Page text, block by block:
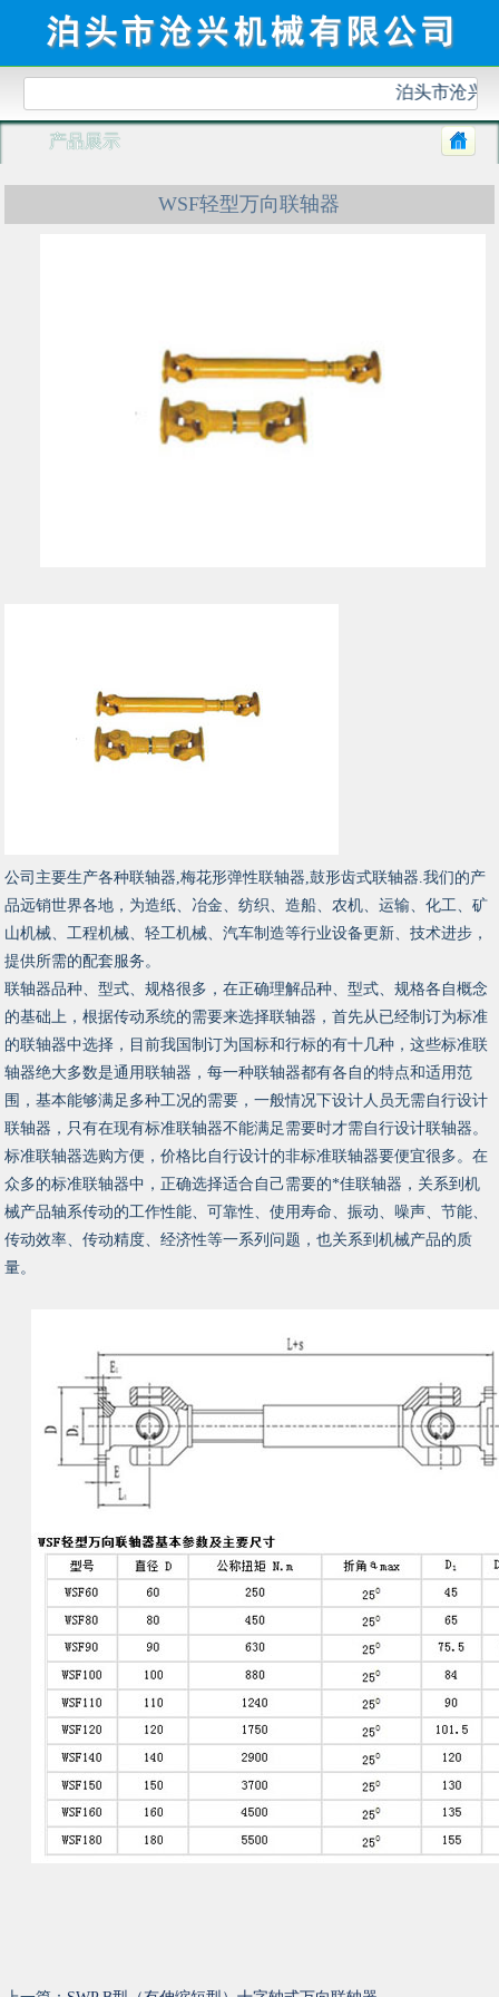
泊头市沧兴
产品展示
WSF轻型万向联轴器
公司主要生产各种联轴器,梅花形弹性联轴器,鼓形齿式联轴器.我们的产
品远销世界各地，为造纸、冶金、纺织、造船、农机、运输、化工、矿
山机械、工程机械、轻工机械、汽车制造等行业设备更新、技术进步，
提供所需的配套服务。
联轴器品种、型式、规格很多，在正确理解品种、型式、规格各自概念
的基础上，根据传动系统的需要来选择联轴器，首先从已经制订为标准
的联轴器中选择，目前我国制订为国标和行标的有十几种，这些标准联
轴器绝大多数是通用联轴器，每一种联轴器都有各自的特点和适用范
围，基本能够满足多种工况的需要，一般情况下设计人员无需自行设计
联轴器，只有在现有标准联轴器不能满足需要时才需自行设计联轴器。
标准联轴器选购方便，价格比自行设计的非标准联轴器要便宜很多。在
众多的标准联轴器中，正确选择适合自己需要的*佳联轴器，关系到机
械产品轴系传动的工作性能、可靠性、使用寿命、振动、噪声、节能、
传动效率、传动精度、经济性等一系列问题，也关系到机械产品的质
量。